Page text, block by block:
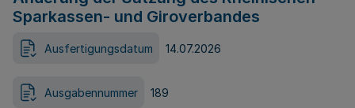
Sparkassen- und Giroverbandes
Ausfertigungsdatum 14.07.2026
Ausgabennummer 189